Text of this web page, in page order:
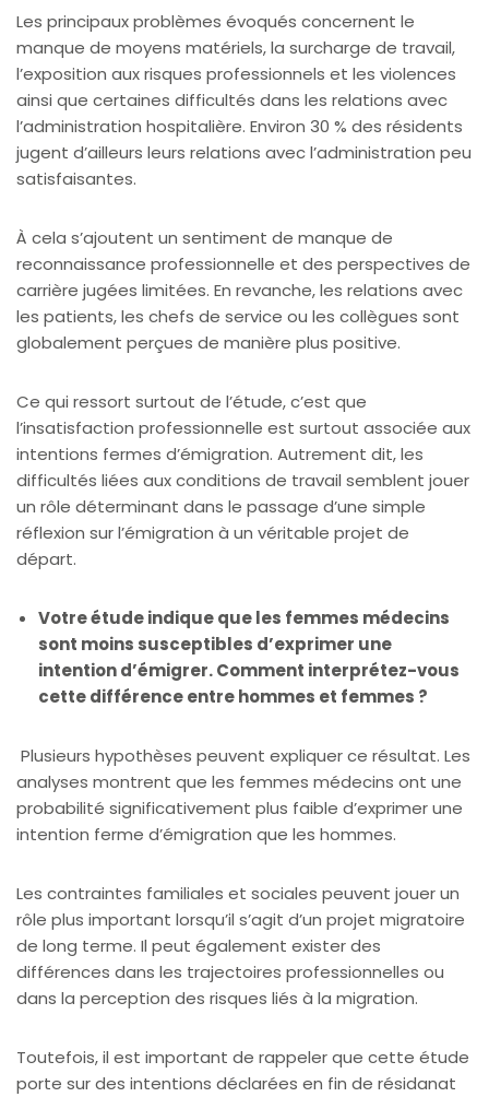
Les principaux problèmes évoqués concernent le
manque de moyens matériels, la surcharge de travail,
l’exposition aux risques professionnels et les violences
ainsi que certaines difficultés dans les relations avec
l’administration hospitalière. Environ 30 % des résidents
jugent d’ailleurs leurs relations avec l’administration peu
satisfaisantes.
À cela s’ajoutent un sentiment de manque de
reconnaissance professionnelle et des perspectives de
carrière jugées limitées. En revanche, les relations avec
les patients, les chefs de service ou les collègues sont
globalement perçues de manière plus positive.
Ce qui ressort surtout de l’étude, c’est que
l’insatisfaction professionnelle est surtout associée aux
intentions fermes d’émigration. Autrement dit, les
difficultés liées aux conditions de travail semblent jouer
un rôle déterminant dans le passage d’une simple
réflexion sur l’émigration à un véritable projet de
départ.
Votre étude indique que les femmes médecins
sont moins susceptibles d’exprimer une
intention d’émigrer. Comment interprétez-vous
cette différence entre hommes et femmes ?
Plusieurs hypothèses peuvent expliquer ce résultat. Les
analyses montrent que les femmes médecins ont une
probabilité significativement plus faible d’exprimer une
intention ferme d’émigration que les hommes.
Les contraintes familiales et sociales peuvent jouer un
rôle plus important lorsqu’il s’agit d’un projet migratoire
de long terme. Il peut également exister des
différences dans les trajectoires professionnelles ou
dans la perception des risques liés à la migration.
Toutefois, il est important de rappeler que cette étude
porte sur des intentions déclarées en fin de résidanat